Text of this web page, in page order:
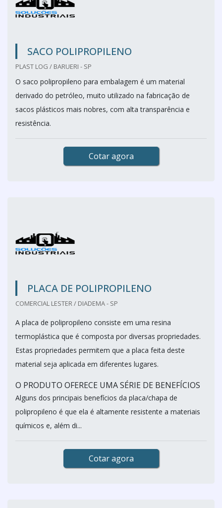
SACO POLIPROPILENO
PLAST LOG / BARUERI - SP
O saco polipropileno para embalagem é um material
derivado do petróleo, muito utilizado na fabricação de
sacos plásticos mais nobres, com alta transparência e
resistência.
Cotar agora
PLACA DE POLIPROPILENO
COMERCIAL LESTER / DIADEMA - SP
A placa de polipropileno consiste em uma resina
termoplástica que é composta por diversas propriedades.
Estas propriedades permitem que a placa feita deste
material seja aplicada em diferentes lugares.
O PRODUTO OFERECE UMA SÉRIE DE BENEFÍCIOS
Alguns dos principais benefícios da placa/chapa de
polipropileno é que ela é altamente resistente a materiais
químicos e, além di...
Cotar agora